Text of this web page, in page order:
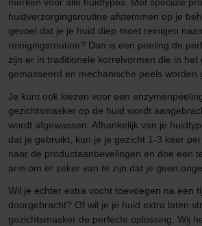
huidverzorgingsroutine afstemmen op je
gevoel dat je je huid diep moet reinigen
reinigingsroutine? Dan is een peeling de
zijn er in traditionele korrelvormen die in het
gemasseerd en mechanische peels worden
Je kunt ook kiezen voor een
gezichtsmasker op de huid wordt
wordt afgewassen. Afhankelijk van je
dat je gebruikt, kun je je gezicht 1-3 keer
naar de productaanbevelingen en doe een
arm om er zeker van te zijn dat je geen
Wil je echter extra vocht toevoegen na een
doorgebracht? Of wil je je huid extra laten
gezichtsmasker de perfecte oplossing. Wij